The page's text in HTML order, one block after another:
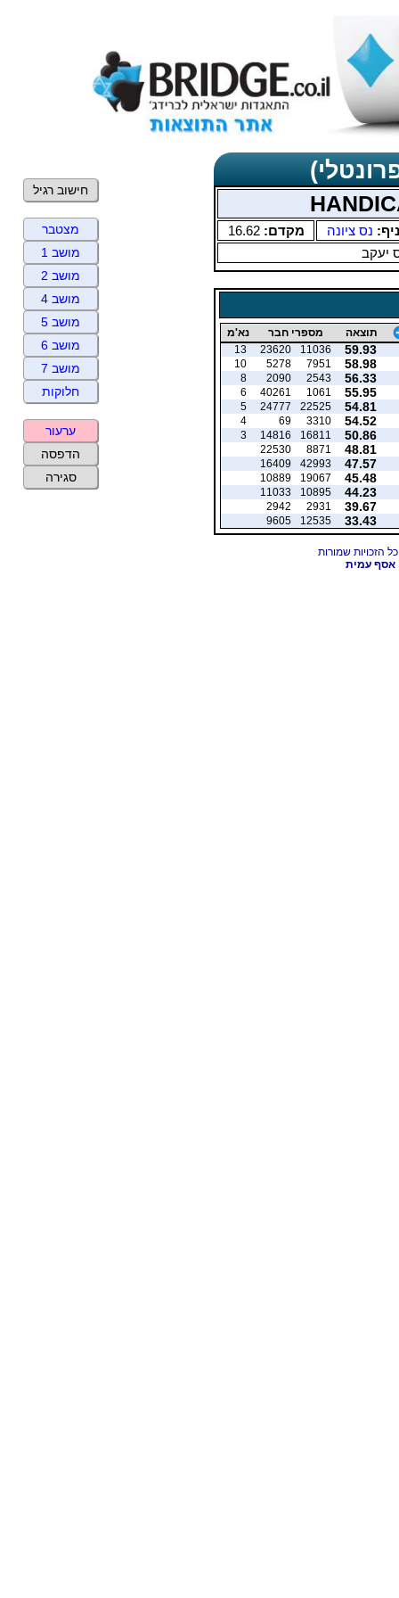
נס ציונה מקדם:16.62
יעקב
תוצאה מספרי חבר נא'מ
59.93
11036
23620
13
58.98
7951
5278
10
56.33
2543
2090
8
55.95
1061
40261
6
54.81
22525
24777
5
54.52
3310
69
4
50.86
16811
14816
3
48.81
8871
22530
47.57
42993
16409
45.48
19067
10889
44.23
10895
11033
39.67
2931
2942
33.43
12535
9605
אסף עמית
חישוב רגיל
מצטבר
מושב 1
מושב 2
מושב 4
מושב 5
מושב 6
מושב 7
חלוקות
ערעור
הדפסה
סגירה